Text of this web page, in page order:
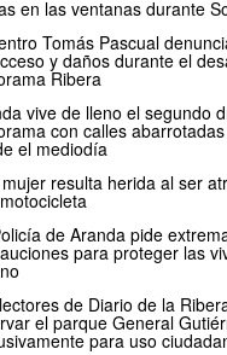
en las ventanas durante
Tomás Pascual
y daños durante el
Ribera
vive de lleno el segundo
con calles
el mediodía
resulta herida al ser
de Aranda pide
para proteger las
de Diario de la
el parque General
para uso